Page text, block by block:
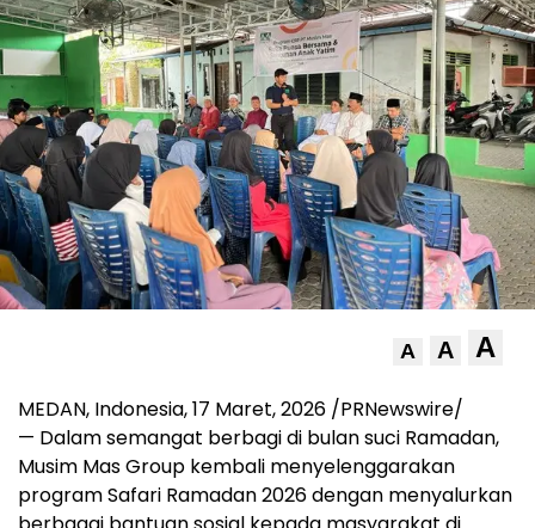
A A A
MEDAN, Indonesia, 17 Maret, 2026 /PRNewswire/
— Dalam semangat berbagi di bulan suci Ramadan,
Musim Mas Group kembali menyelenggarakan
program Safari Ramadan 2026 dengan menyalurkan